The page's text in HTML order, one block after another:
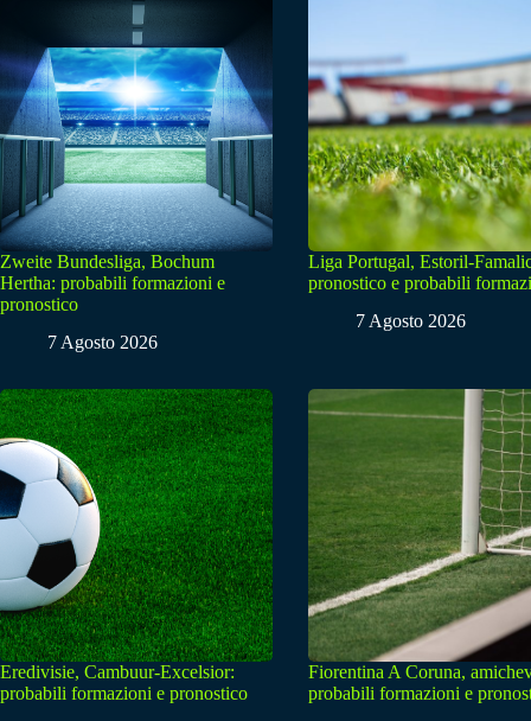
Zweite Bundesliga, Bochum
Hertha: probabili formazioni e
pronostico
7 Agosto 2026
Liga Portugal, Estoril-
pronostico e probabili
7 Agosto 2026
Eredivisie, Cambuur-Excelsior:
probabili formazioni e pronostico
Fiorentina A Coruna,
probabili formazioni e